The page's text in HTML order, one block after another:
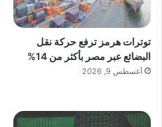
توترات هرمز ترفع حركة نقل
البضائع عبر مصر بأكثر من 14%
أغسطس 9, 2026